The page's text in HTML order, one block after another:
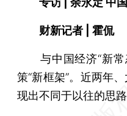
财新记者 | 霍侃
与中国经济“新常
策“新框架”。近两年
现出不同于以往的思